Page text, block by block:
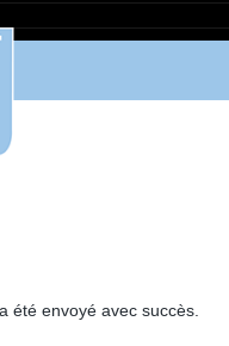
été envoyé avec succès.